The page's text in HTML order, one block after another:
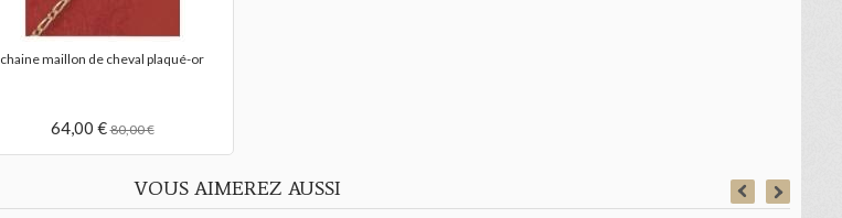
chaine maillon de cheval plaqué-or
64,00 €80,00 €
VOUS AIMEREZ AUSSI